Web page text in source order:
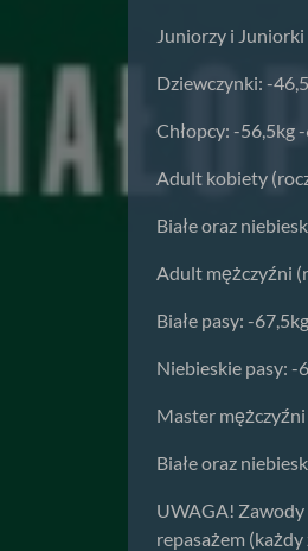
Juniorzy i
Dziewczynki: -
Chłopcy: -56,5kg
Adult kobiety
Białe oraz
Adult mężczyźni
Białe pasy: -
Niebieskie pasy: -
Master
Białe oraz
UWAGA! Zawody
repasażem